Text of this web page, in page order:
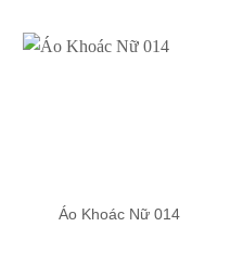
Áo Khoác Nữ 014